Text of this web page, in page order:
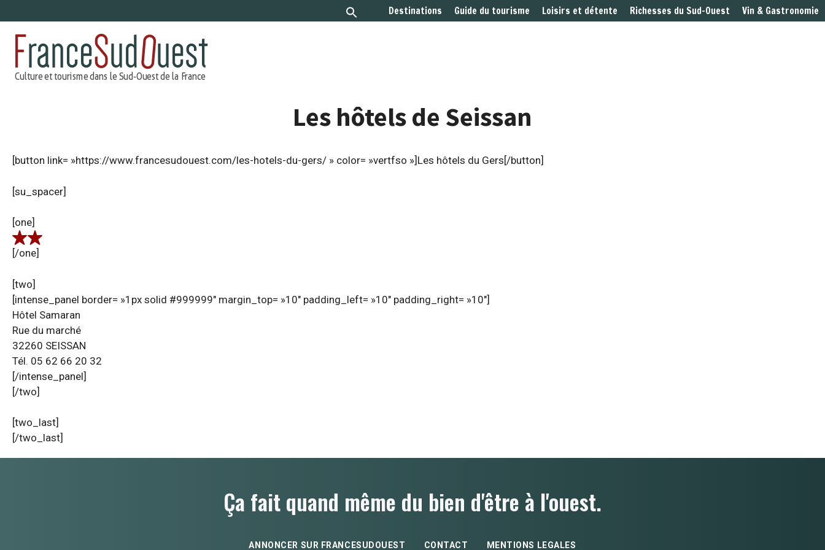
au
contenu
Destinations Guide du tourisme Loisirs et détente Richesses du Sud-Ouest Vin & Gastronomie
Les hôtels de Seissan
[button link= »https://www.francesudouest.com/les-hotels-du-gers/ » color= »vertfso »]Les hôtels du Gers[/button]
[su_spacer]
[one]
[/one]
[two]
[intense_panel border= »1px solid #999999″ margin_top= »10″ padding_left= »10″ padding_right= »10″]
Hôtel Samaran
Rue du marché
32260 SEISSAN
Tél. 05 62 66 20 32
[/intense_panel]
[/two]
[two_last]
[/two_last]
Ça fait quand même du bien d'être à l'ouest.
ANNONCER SUR FRANCESUDOUEST CONTACT MENTIONS LEGALES